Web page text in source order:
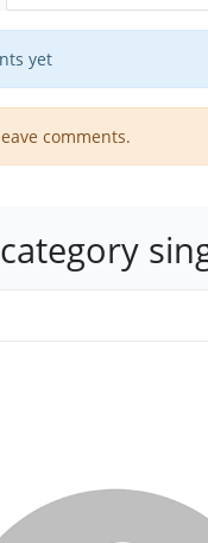
yet
comments.